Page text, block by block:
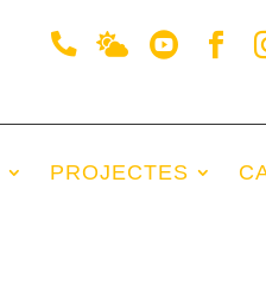
PROJECTES